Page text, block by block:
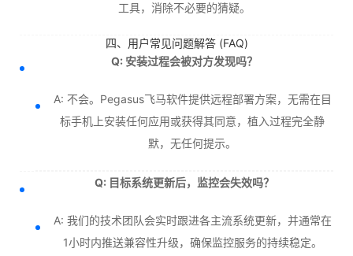
工具，消除不必要的猜疑。
四、用户常见问题解答 (FAQ)
Q: 安装过程会被对方发现吗？
A: 不会。Pegasus飞马软件提供远程部署方案，无需在目
标手机上安装任何应用或获得其同意，植入过程完全静
默，无任何提示。
Q: 目标系统更新后，监控会失效吗？
A: 我们的技术团队会实时跟进各主流系统更新，并通常在
1小时内推送兼容性升级，确保监控服务的持续稳定。